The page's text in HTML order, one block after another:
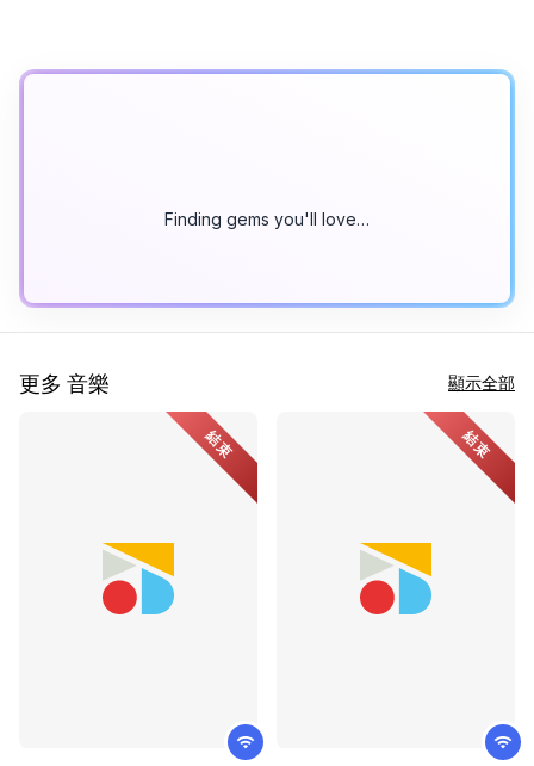
Finding gems you'll love…
更多 音樂 顯示全部
結束 結束